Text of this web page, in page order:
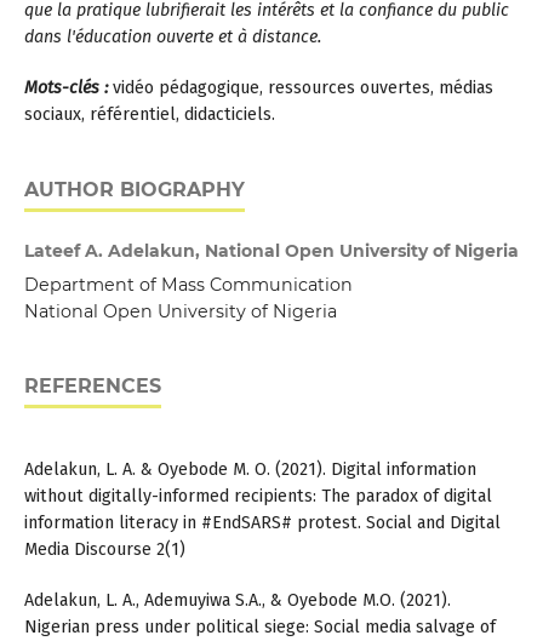
que la pratique lubrifierait les intérêts et la confiance du public
dans l'éducation ouverte et à distance.
Mots-clés : vidéo pédagogique, ressources ouvertes, médias
sociaux, référentiel, didacticiels.
AUTHOR BIOGRAPHY
Lateef A. Adelakun, National Open University of Nigeria
Department of Mass Communication
National Open University of Nigeria
REFERENCES
Adelakun, L. A. & Oyebode M. O. (2021). Digital information
without digitally-informed recipients: The paradox of digital
information literacy in #EndSARS# protest. Social and Digital
Media Discourse 2(1)
Adelakun, L. A., Ademuyiwa S.A., & Oyebode M.O. (2021).
Nigerian press under political siege: Social media salvage of